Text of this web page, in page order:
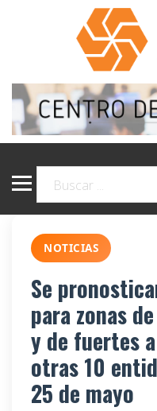
NOTICIAS
Se
para zonas
y de fuertes
otras 10
25 de mayo